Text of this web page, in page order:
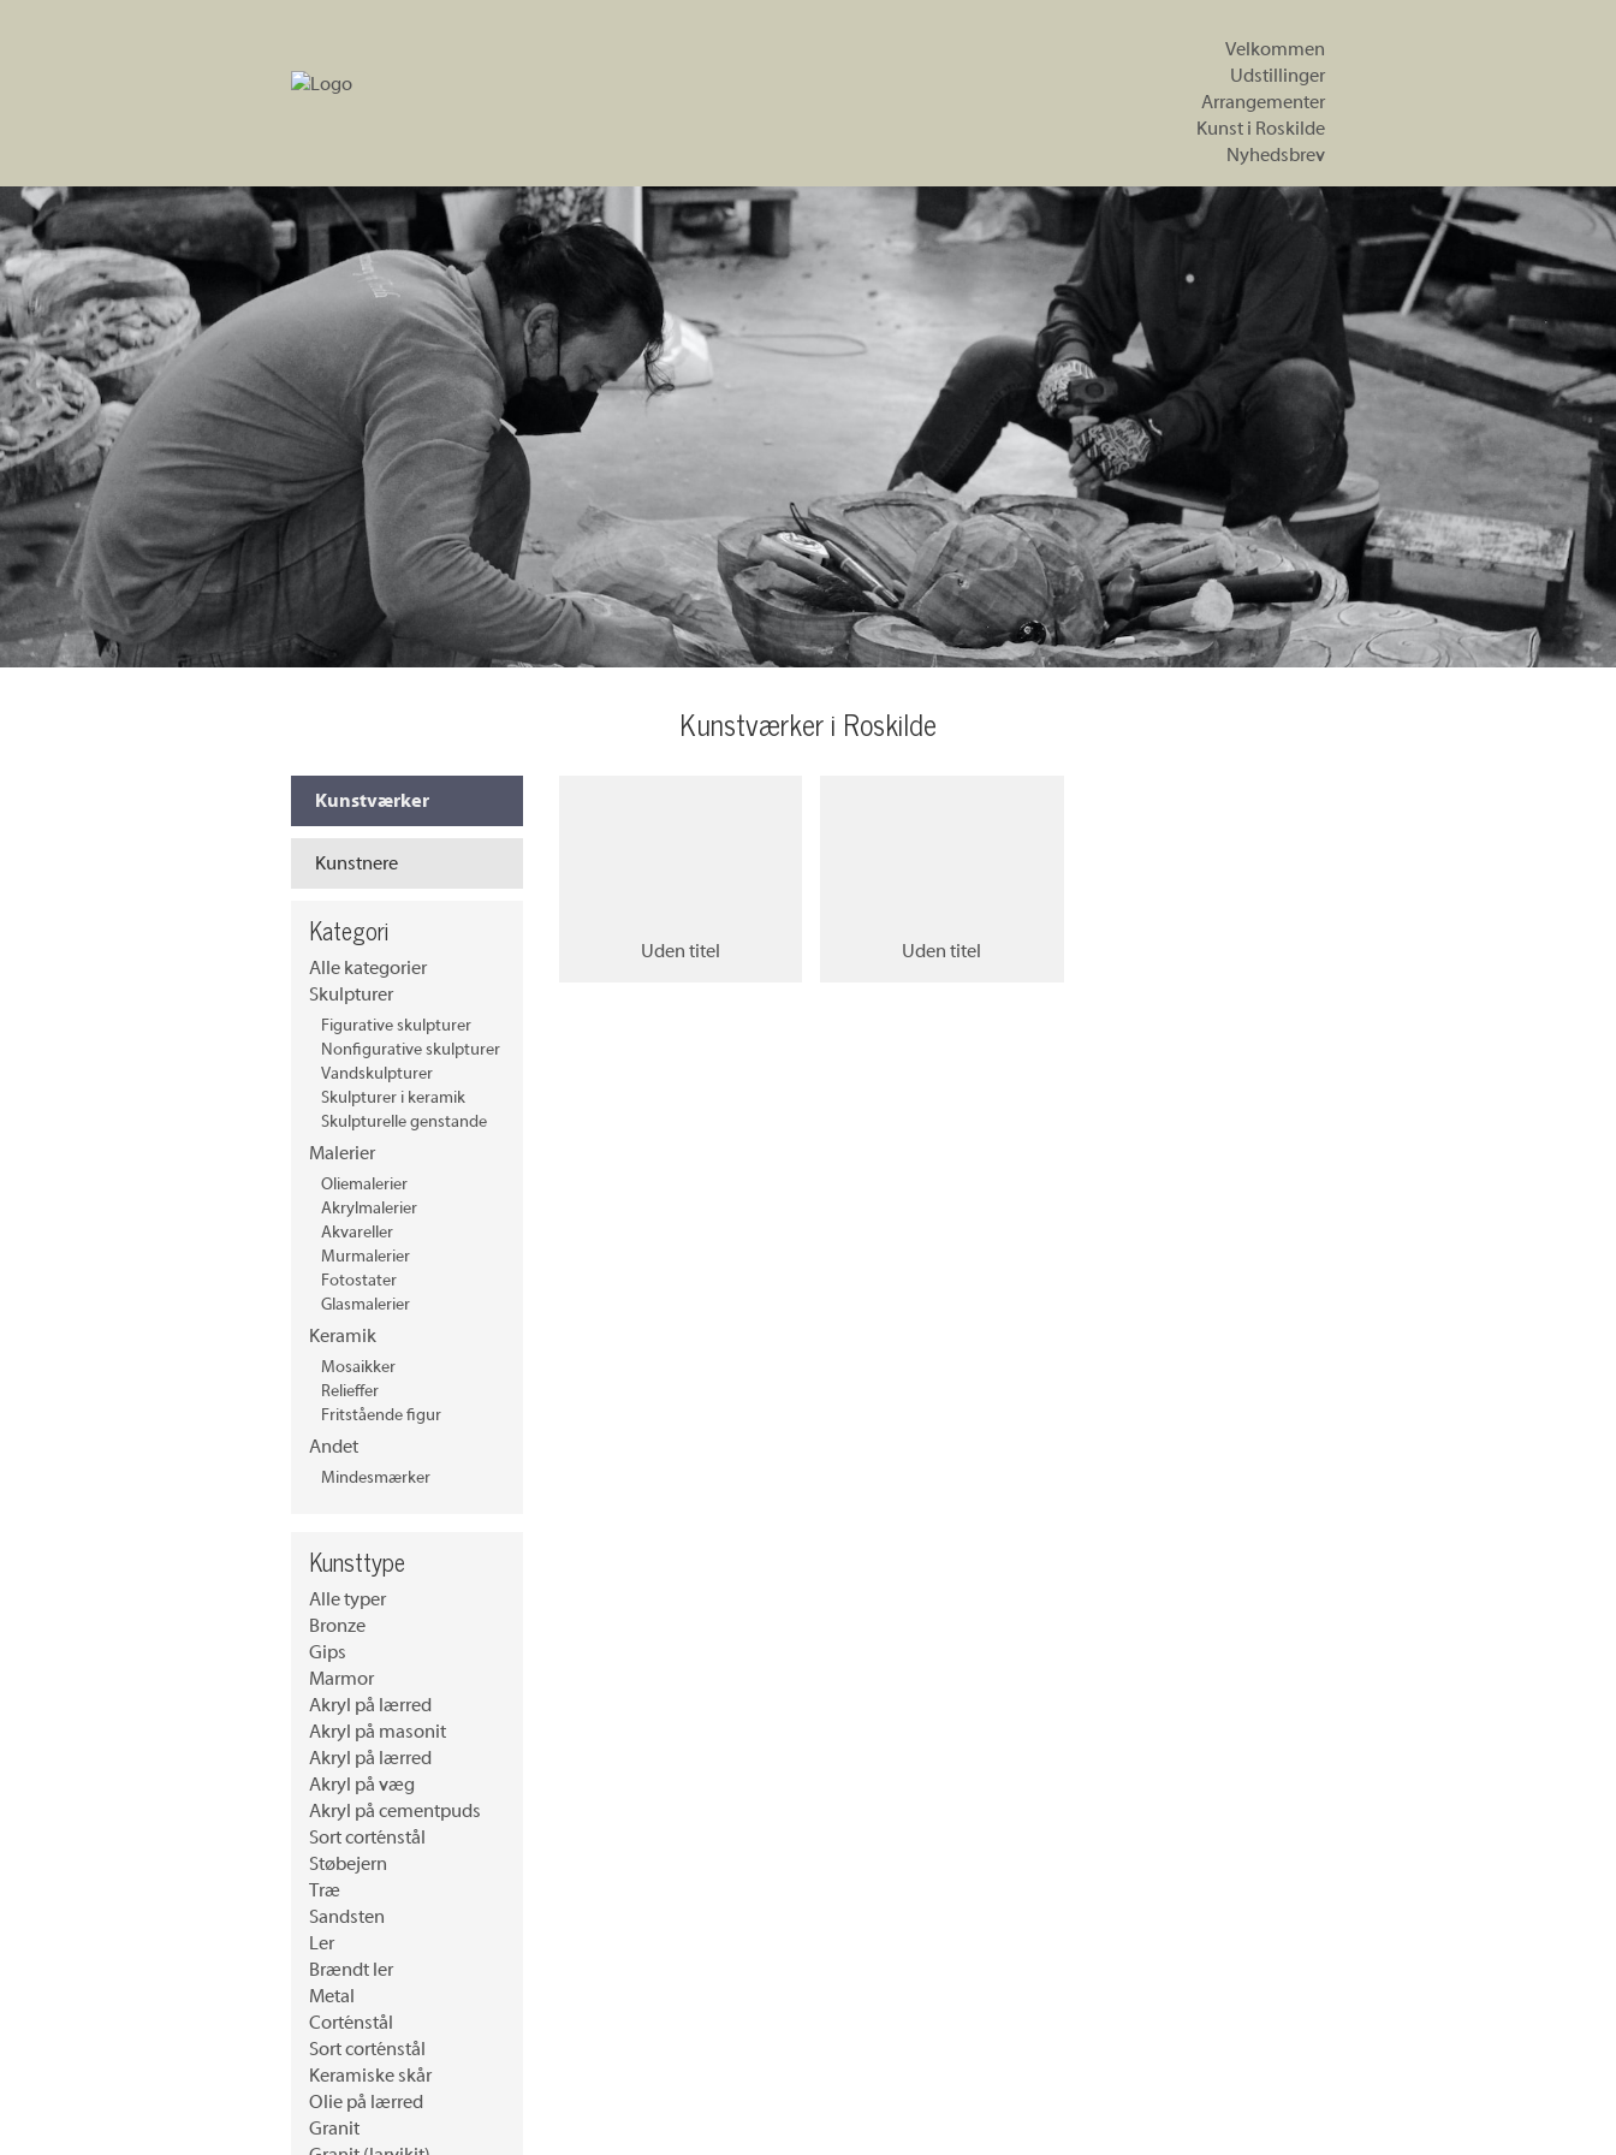
Velkommen
Udstillinger
Arrangementer
Kunst i Roskilde
Nyhedsbrev
Kunstværker i Roskilde
Kunstværker
Kunstnere
Kategori
Alle kategorier
Skulpturer
Figurative skulpturer
Nonfigurative skulpturer
Vandskulpturer
Skulpturer i keramik
Skulpturelle genstande
Malerier
Oliemalerier
Akrylmalerier
Akvareller
Murmalerier
Fotostater
Glasmalerier
Keramik
Mosaikker
Relieffer
Fritstående figur
Andet
Mindesmærker
Kunsttype
Alle typer
Bronze
Gips
Marmor
Akryl på lærred
Akryl på masonit
Akryl på lærred
Akryl på væg
Akryl på cementpuds
Sort corténstål
Støbejern
Træ
Sandsten
Ler
Brændt ler
Metal
Corténstål
Sort corténstål
Keramiske skår
Olie på lærred
Granit
Uden titel Uden titel